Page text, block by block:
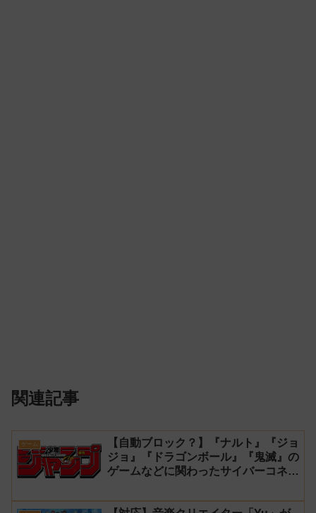
関連記事
ゲーム
【自動ブロック？】『ナルト』『ジョ
ジョ』『ドラゴンボール』『鬼滅』の
ゲームなどに関わったサイバーコネク
ブロックされてしまう